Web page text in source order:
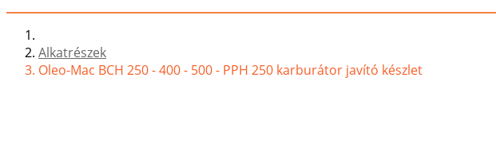
Alkatrészek
Oleo-Mac BCH 250 - 400 - 500 - PPH 250 karburátor javító készlet